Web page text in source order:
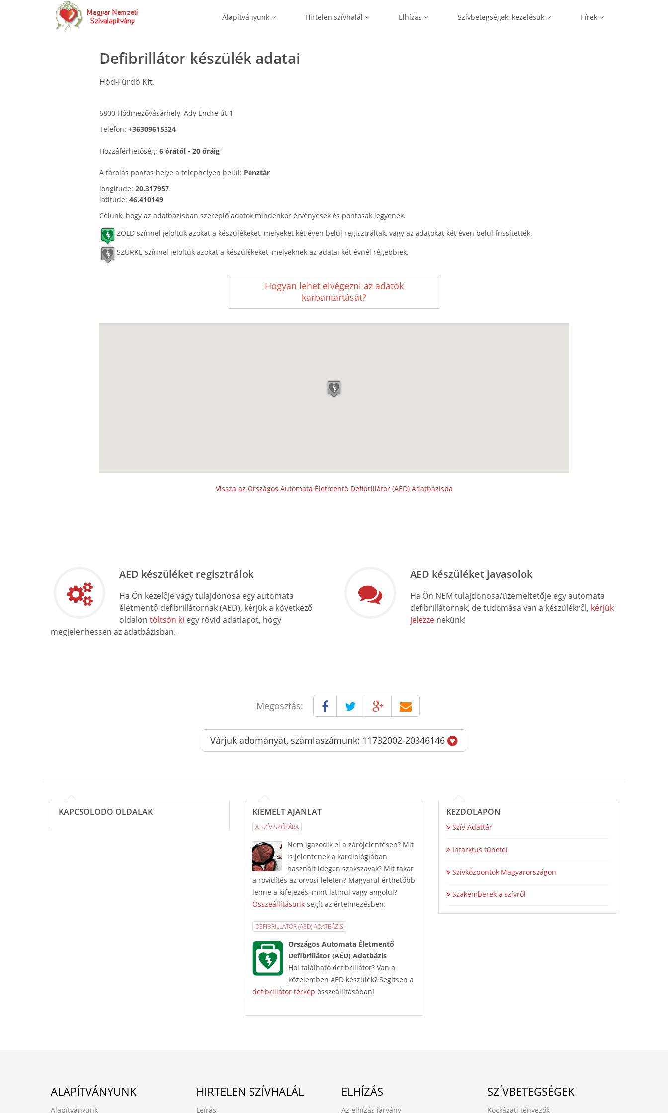
Alapítványunk Hirtelen szívhalál Elhízás Szívbetegségek, kezelésük Hírek
Defibrillátor készülék adatai
Hód-Fürdő Kft.
6800 Hódmezővásárhely, Ady Endre út 1
Telefon: +36309615324
Hozzáférhetőség: 6 órától - 20 óráig
A tárolás pontos helye a telephelyen belül: Pénztár
longitude: 20.317957
latitude: 46.410149
Célunk, hogy az adatbázisban szereplő adatok mindenkor érvényesek és pontosak legyenek.
ZÖLD színnel jelöltük azokat a készülékeket, melyeket két éven belül regisztráltak, vagy az adatokat két éven belül frissítették.
SZÜRKE színnel jelöltük azokat a készülékeket, melyeknek az adatai két évnél régebbiek.
Hogyan lehet elvégezni az adatok
karbantartását?
Vissza az Országos Automata Életmentő Defibrillátor (AÉD) Adatbázisba
AED készüléket regisztrálok
Ha Ön kezelője vagy tulajdonosa egy automata
életmentő defibrillátornak (AED), kérjük a következő
oldalon töltsön ki egy rövid adatlapot, hogy
megjelenhessen az adatbázisban.
AED készüléket javasolok
Ha Ön NEM tulajdonosa/üzemeltetője egy automata
defibrillátornak, de tudomása van a készülékről, kérjük
jelezze nekünk!
Megosztás:
Várjuk adományát, számlaszámunk: 11732002-20346146
KAPCSOLÓDÓ OLDALAK KIEMELT AJÁNLAT
A SZÍV SZÓTÁRA
Nem igazodik el a zárójelentésen? Mit
is jelentenek a kardiológiában
használt idegen szakszavak? Mit takar
a rövidítés az orvosi leleten? Magyarul érthetőbb
lenne a kifejezés, mint latinul vagy angolul?
Összeállításunk segít az értelmezésben.
DEFIBRILLÁTOR (AÉD) ADATBÁZIS
Országos Automata Életmentő
Defibrillátor (AÉD) Adatbázis
Hol található defibrillátor? Van a
közelemben AED készülék? Segítsen a
defibrillátor térkép összeállításában!
KEZDŐLAPON
Szív Adattár
Infarktus tünetei
Szívközpontok Magyarországon
Szakemberek a szívről
ALAPÍTVÁNYUNK
Alapítványunk
HIRTELEN SZÍVHALÁL
Leírás
ELHÍZÁS
Az elhízás járvány
SZÍVBETEGSÉGEK
Kockázati tényezők